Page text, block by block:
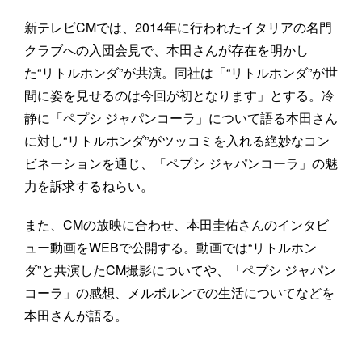
新テレビCMでは、2014年に行われたイタリアの名門
クラブへの入団会見で、本田さんが存在を明かし
た“リトルホンダ”が共演。同社は「“リトルホンダ”が世
間に姿を見せるのは今回が初となります」とする。冷
静に「ペプシ ジャパンコーラ」について語る本田さん
に対し“リトルホンダ”がツッコミを入れる絶妙なコン
ビネーションを通じ、「ペプシ ジャパンコーラ」の魅
力を訴求するねらい。
また、CMの放映に合わせ、本田圭佑さんのインタビ
ュー動画をWEBで公開する。動画では“リトルホン
ダ”と共演したCM撮影についてや、「ペプシ ジャパン
コーラ」の感想、メルボルンでの生活についてなどを
本田さんが語る。